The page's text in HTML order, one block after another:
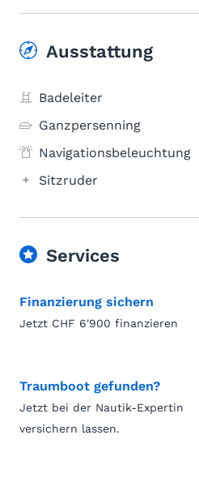
Ausstattung
Badeleiter
Ganzpersenning
Navigationsbeleuchtung
Sitzruder
Services
Finanzierung sichern
Jetzt CHF 6'900 finanzieren
Traumboot gefunden?
Jetzt bei der Nautik-Expertin
versichern lassen.